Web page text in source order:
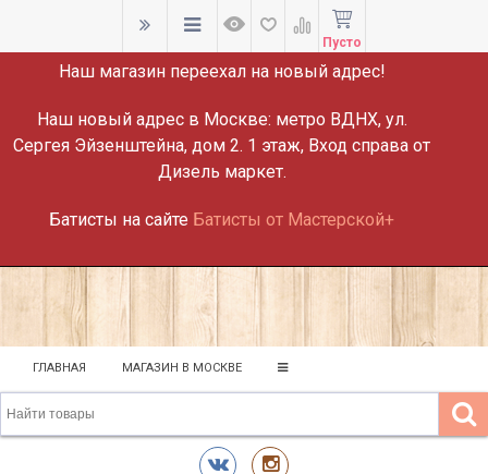
ВНИМАНИЕ!
Наш магазин переехал на новый адрес!
Наш новый адрес в Москве: метро ВДНХ, ул.
Сергея Эйзенштейна, дом 2. 1 этаж, Вход справа от
Дизель маркет.
Батисты на сайте Батисты от Мастерской+
Пусто
ГЛАВНАЯ МАГАЗИН В МОСКВЕ